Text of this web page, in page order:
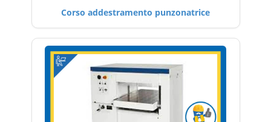
Corso addestramento punzonatrice